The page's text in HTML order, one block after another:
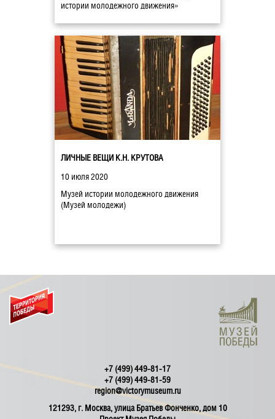
истории молодежного движения»
ЛИЧНЫЕ ВЕЩИ К.Н. КРУТОВА
10 июля 2020
Музей истории молодежного движения
(Музей молодежи)
+7 (499) 449-81-17
+7 (499) 449-81-59
region@victorymuseum.ru
121293, г. Москва, улица Братьев Фонченко, дом 10